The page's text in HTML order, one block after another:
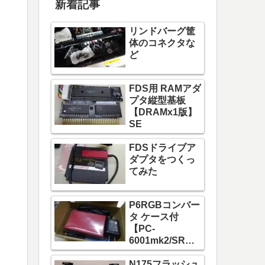
新着記事
リンドバーグ筐
体のコネクタな
ど
FDS用 RAMアダ
プタ縦型基板
【DRAMx1版】
SE
FDSドライブア
ダプタをつくっ
てみた
P6RGBコンバー
タ ケース付
【PC-
6001mk2/SR
PC-6601/SR】